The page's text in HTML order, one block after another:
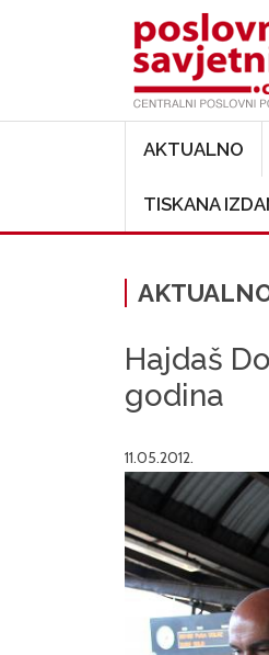
AKTUALNO
TISKANA
Hajdaš
godina
11.05.2012.